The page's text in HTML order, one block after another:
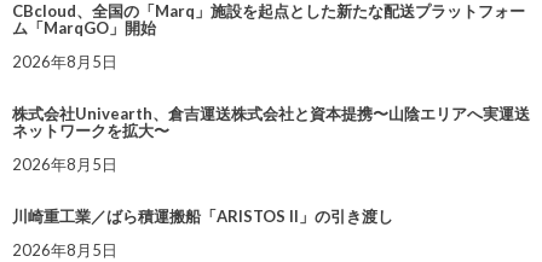
CBcloud、全国の「Marq」施設を起点とした新たな配送プラットフォー
ム「MarqGO」開始
2026年8月5日
株式会社Univearth、倉吉運送株式会社と資本提携〜山陰エリアへ実運送
ネットワークを拡大〜
2026年8月5日
川崎重工業／ばら積運搬船「ARISTOS II」の引き渡し
2026年8月5日